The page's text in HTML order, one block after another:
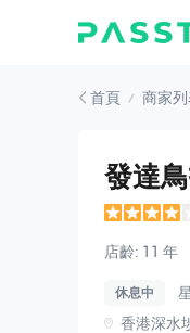
首頁 商家列
發達
店齡: 11 年
休息中
香港深水